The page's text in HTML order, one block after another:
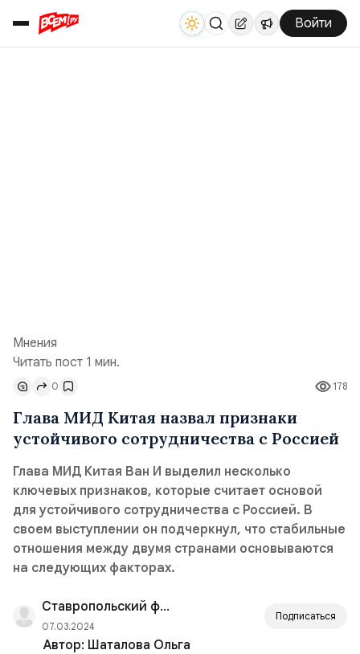
Войти
Мнения
Читать пост 1 мин.
178
0
Глава МИД Китая назвал признаки
устойчивого сотрудничества с Россией
Глава МИД Китая Ван И выделил несколько
ключевых признаков, которые считает основой
для устойчивого сотрудничества с Россией. В
своем выступлении он подчеркнул, что стабильные
отношения между двумя странами основываются
на следующих факторах.
Ставропольский филиал РАНХиГС
07.03.2024
Подписаться
Автор: Шаталова Ольга